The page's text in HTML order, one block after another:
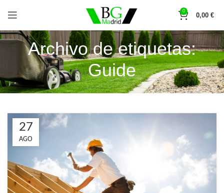
0 0,00 €
Archivo de etiquetas:
Guide
27
AGO